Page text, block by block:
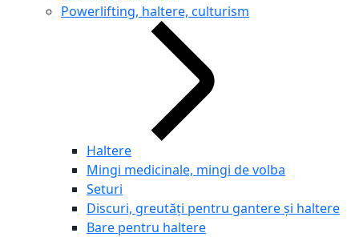
Powerlifting, haltere, culturism
Haltere
Mingi medicinale, mingi de volba
Seturi
Discuri, greutăți pentru gantere și haltere
Bare pentru haltere